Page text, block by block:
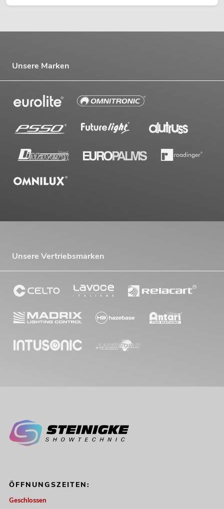
Unsere Marken
Unsere Vertriebsmarken
ÖFFNUNGSZEITEN:
Geschlossen